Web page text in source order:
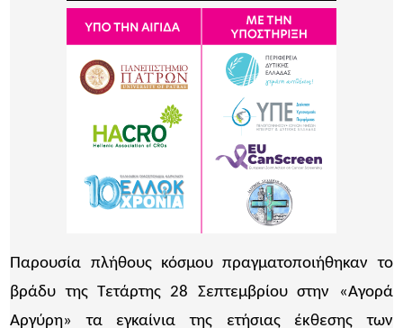
Παρουσία πλήθους κόσμου πραγματοποιήθηκαν το
βράδυ της Τετάρτης 28 Σεπτεμβρίου στην «Αγορά
Αργύρη» τα εγκαίνια της ετήσιας έκθεσης των